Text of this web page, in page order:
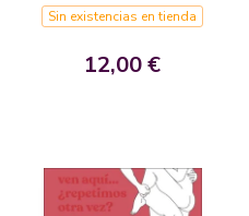
Sin existencias en tienda
12,00 €